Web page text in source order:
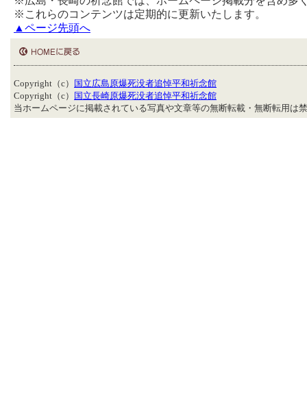
※これらのコンテンツは定期的に更新いたします。
▲ページ先頭へ
Copyright（c）
国立広島原爆死没者追悼平和祈念館
Copyright（c）
国立長崎原爆死没者追悼平和祈念館
当ホームページに掲載されている写真や文章等の無断転載・無断転用は